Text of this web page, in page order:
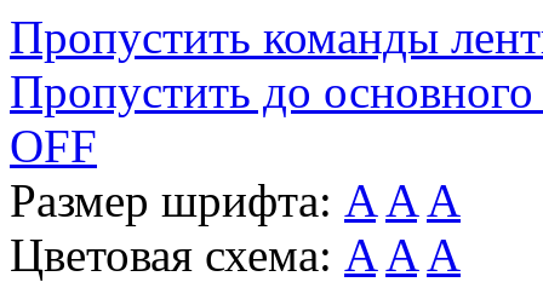
Пропустить команды
Пропустить до основного
OFF
Размер шрифта: A A A
Цветовая схема: A A A